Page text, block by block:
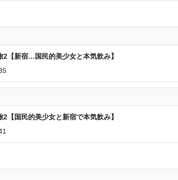
2【新宿…国民的美少女と本気飲み】
【国民的美少女と新宿で本気飲み】